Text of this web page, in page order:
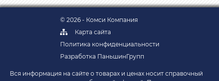
© 2026 - Комси Компания
Карта сайта
Политика конфиденциальности
Разработка ПаньшинГрупп
Вся информация на сайте о товарах и ценах носит справочный